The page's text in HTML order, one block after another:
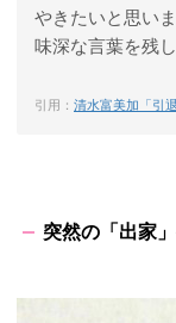
やきたいと思い
味深な言葉を残し
引用： 清水富美加「引
突然の「出家